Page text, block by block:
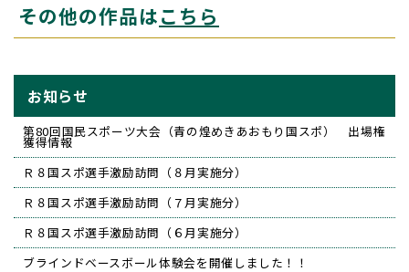
その他の作品はこちら
お知らせ
第80回国民スポーツ大会（青の煌めきあおもり国スポ） 出場権
獲得情報
Ｒ８国スポ選手激励訪問（８月実施分）
Ｒ８国スポ選手激励訪問（７月実施分）
Ｒ８国スポ選手激励訪問（６月実施分）
ブラインドベースボール体験会を開催しました！！